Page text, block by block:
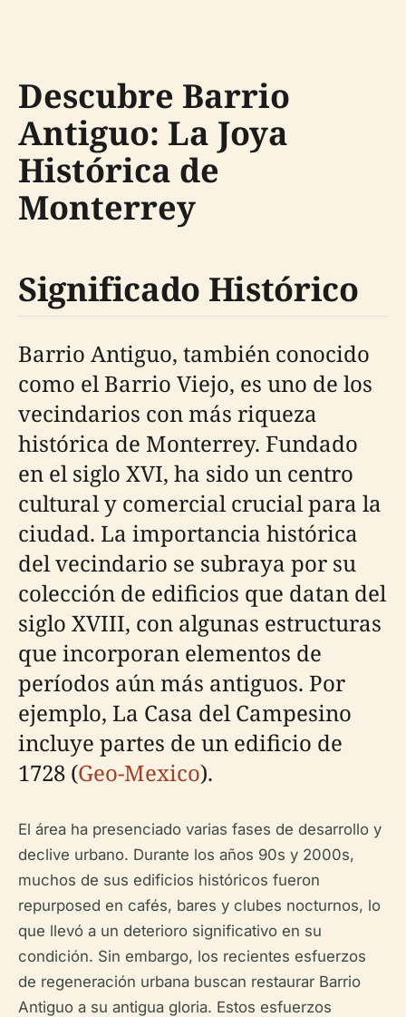
Descubre Barrio
Antiguo: La Joya
Histórica de
Monterrey
Significado Histórico
Barrio Antiguo, también conocido
como el Barrio Viejo, es uno de los
vecindarios con más riqueza
histórica de Monterrey. Fundado
en el siglo XVI, ha sido un centro
cultural y comercial crucial para la
ciudad. La importancia histórica
del vecindario se subraya por su
colección de edificios que datan del
siglo XVIII, con algunas estructuras
que incorporan elementos de
períodos aún más antiguos. Por
ejemplo, La Casa del Campesino
incluye partes de un edificio de
1728 (Geo-Mexico).
El área ha presenciado varias fases de desarrollo y
declive urbano. Durante los años 90s y 2000s,
muchos de sus edificios históricos fueron
repurposed en cafés, bares y clubes nocturnos, lo
que llevó a un deterioro significativo en su
condición. Sin embargo, los recientes esfuerzos
de regeneración urbana buscan restaurar Barrio
Antiguo a su antigua gloria. Estos esfuerzos